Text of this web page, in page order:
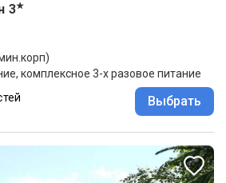
3★
комплексное 3-х разовое питание
Выбрать